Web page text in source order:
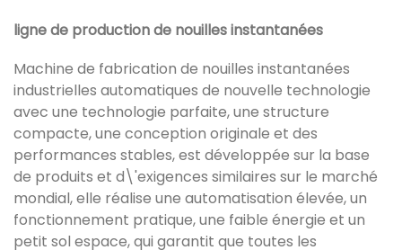
ligne de production de nouilles instantanées
Machine de fabrication de nouilles instantanées
industrielles automatiques de nouvelle technologie
avec une technologie parfaite, une structure
compacte, une conception originale et des
performances stables, est développée sur la base
de produits et d\'exigences similaires sur le marché
mondial, elle réalise une automatisation élevée, un
fonctionnement pratique, une faible énergie et un
petit sol espace, qui garantit que toutes les